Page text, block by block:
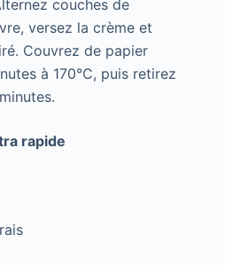
couches de
versez la crème et
Couvrez de papier
à 170°C, puis retirez
rapide